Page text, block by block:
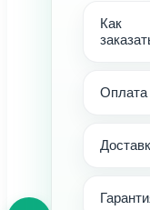
Как
Оплата